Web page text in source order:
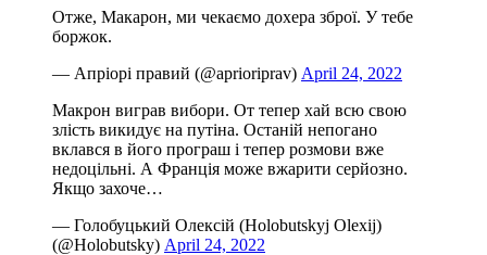
Отже, Макарон, ми чекаємо дохера зброї. У тебе
боржок.
— Апріорі правий (@aprioriprav) April 24, 2022
Макрон виграв вибори. От тепер хай всю свою
злість викидує на путіна. Останій непогано
вклався в його програш і тепер розмови вже
недоцільні. А Франція може вжарити серйозно.
Якщо захоче…
— Голобуцький Олексій (Holobutskyj Olexij)
(@Holobutsky) April 24, 2022